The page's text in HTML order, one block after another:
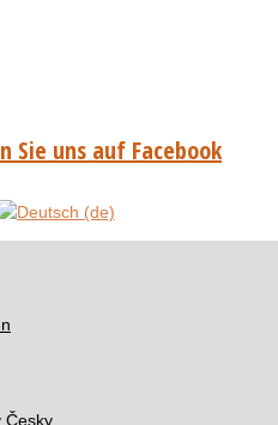
Sie uns auf Facebook
Česky